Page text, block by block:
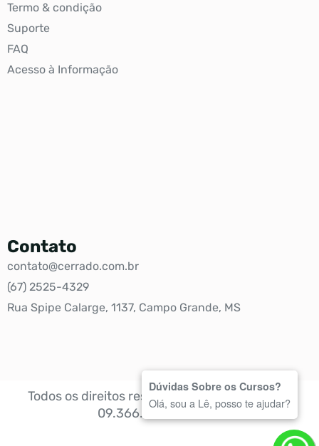
Termo & condição
Suporte
FAQ
Acesso à Informação
Dúvidas Sobre os Cursos?
Olá, sou a Lê, posso te ajudar?
Contato
contato@cerrado.com.br
(67) 2525-4329
Rua Spipe Calarge, 1137, Campo Grande, MS
Todos os direitos reservados @ 2024 – CNPJ:
09.366.367/0001-06